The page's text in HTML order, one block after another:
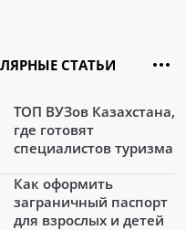
СТАТЬИ
ТОП ВУЗов Казахстана,
где готовят
специалистов туризма
Как оформить
заграничный паспорт
для взрослых и детей